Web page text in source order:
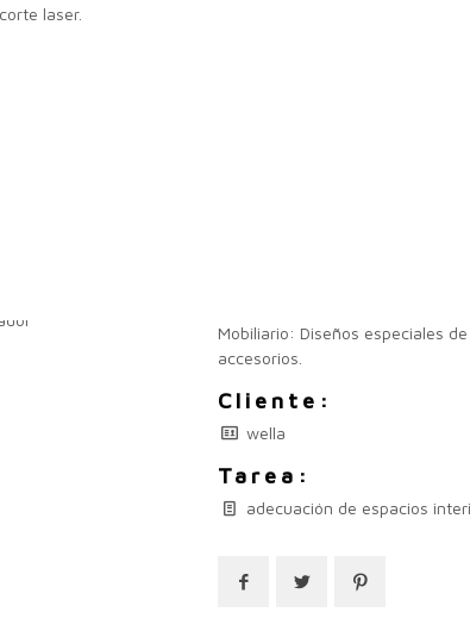
laser.
Mobiliario: Diseños especiales
accesorios.
Cliente:
wella
Tarea:
adecuación de espacios